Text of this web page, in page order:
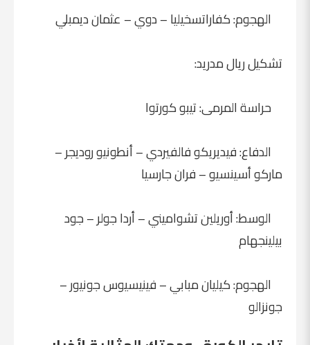
الهجوم: كفاراتسخيليا – دوي – عثمان ديمبلي
تشكيل ريال مدريد:
حراسة المرمى: تيبو كورتوا
الدفاع: فيديريكو فالفيردي – أنطونيو روديجر –
ماركو أسينسيو – فران جارسيا
الوسط: أوريلين تشواميني – أردا جولر – جود
بيلينجهام
الهجوم: كيليان مبابي – فينيسيوس جونيور –
جونزالو